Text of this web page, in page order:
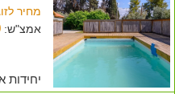
מחיר
אמצ"ש:
יחידות אירוח:2,